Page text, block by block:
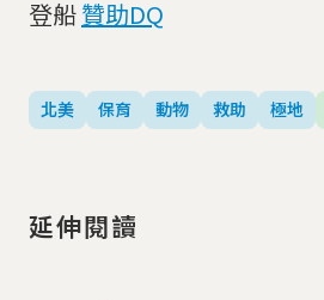
登船贊助DQ
北美 保育 動物 救助 極地
延伸閱讀